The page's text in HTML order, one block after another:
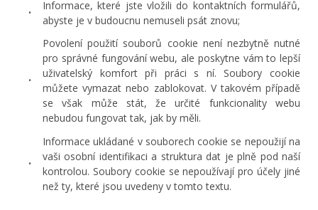
Informace, které jste vložili do kontaktních formulářů,
abyste je v budoucnu nemuseli psát znovu;
Povolení použití souborů cookie není nezbytně nutné
pro správné fungování webu, ale poskytne vám to lepší
uživatelský komfort při práci s ní. Soubory cookie
můžete vymazat nebo zablokovat. V takovém případě
se však může stát, že určité funkcionality webu
nebudou fungovat tak, jak by měli.
Informace ukládané v souborech cookie se nepoužijí na
vaši osobní identifikaci a struktura dat je plně pod naší
kontrolou. Soubory cookie se nepoužívají pro účely jiné
než ty, které jsou uvedeny v tomto textu.